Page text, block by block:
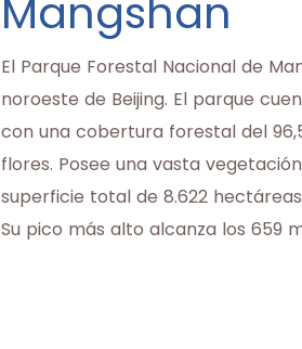
Mangshan
El Parque Forestal Nacional de
noroeste de Beijing. El parque
con una cobertura forestal del
flores. Posee una vasta
superficie total de 8.622
Su pico más alto alcanza los 659